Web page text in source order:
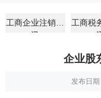
工商企业注销资
讯
工商税
企业股
发布日